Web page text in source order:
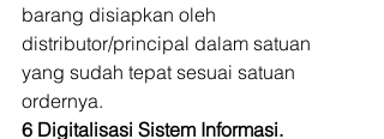
barang disiapkan oleh
distributor/principal dalam satuan
yang sudah tepat sesuai satuan
ordernya.
6 Digitalisasi Sistem Informasi.